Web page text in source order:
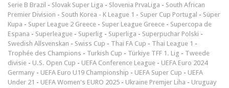
Serie B Brazil - Slovak Super Liga - Slovenia PrvaLiga - South African
Premier Division - South Korea - K League 1 - Super Cup Portugal - Süper
Kupa - Super League 2 Greece - Super League Greece - Supercopa de
Espana - Superleague - Superlig - Superliga - Superpuchar Polski -
Swedish Allsvenskan - Swiss Cup - Thai FA Cup - Thai League 1 -
Trophée des Champions - Turkish Cup - Türkiye TFF 1. Lig - Tweede
divisie - U.S. Open Cup - UEFA Conference League - UEFA Euro 2024
Germany - UEFA Euro U19 Championship - UEFA Super Cup - UEFA
Under 21 - UEFA Women's EURO 2025 - Ukraine Premjer Liha - Uruguay